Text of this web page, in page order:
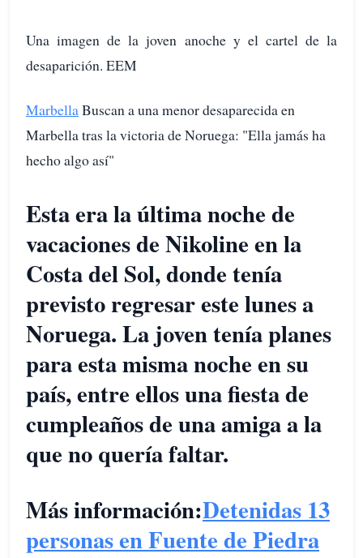
Una imagen de la joven anoche y el cartel de la
desaparición. EEM
MarbellaBuscan a una menor desaparecida en
Marbella tras la victoria de Noruega: "Ella jamás ha
hecho algo así"
Esta era la última noche de
vacaciones de Nikoline en la
Costa del Sol, donde tenía
previsto regresar este lunes a
Noruega. La joven tenía planes
para esta misma noche en su
país, entre ellos una fiesta de
cumpleaños de una amiga a la
que no quería faltar.
Más información:Detenidas 13
personas en Fuente de Piedra